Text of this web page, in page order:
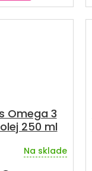
Omega 3
250 ml
Na sklade